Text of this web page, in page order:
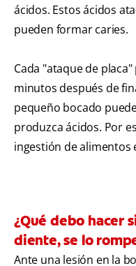
ácidos. Estos ácidos
pueden formar caries.
Cada "ataque de
minutos después de
pequeño bocado
produzca ácidos. Por
ingestión de alimentos
¿Qué debo hacer
diente, se lo
Ante una lesión en la